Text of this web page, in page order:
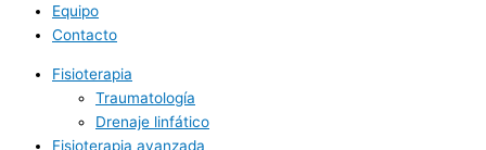
Equipo
Contacto
Fisioterapia
Traumatología
Drenaje linfático
Fisioterapia avanzada